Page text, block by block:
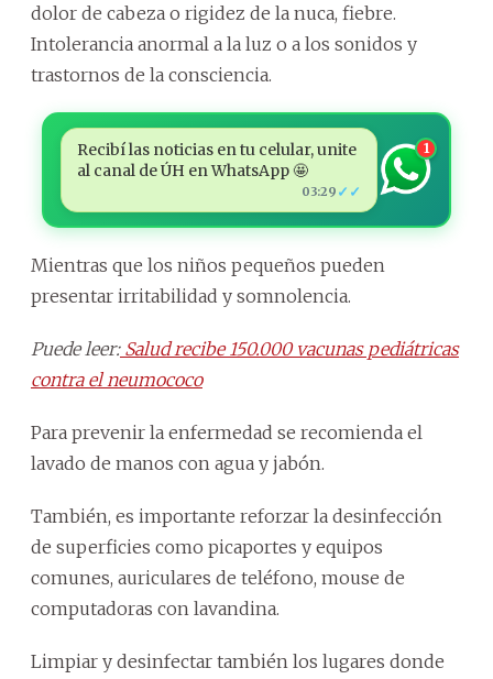
dolor de cabeza o rigidez de la nuca, fiebre.
Intolerancia anormal a la luz o a los sonidos y
trastornos de la consciencia.
Recibí las noticias en tu celular, unite
al canal de ÚH en WhatsApp 🤩
03:29 ✓✓
1
Mientras que los niños pequeños pueden
presentar irritabilidad y somnolencia.
Puede leer:Salud recibe 150.000 vacunas pediátricas
contra el neumococo
Para prevenir la enfermedad se recomienda el
lavado de manos con agua y jabón.
También, es importante reforzar la desinfección
de superficies como picaportes y equipos
comunes, auriculares de teléfono, mouse de
computadoras con lavandina.
Limpiar y desinfectar también los lugares donde